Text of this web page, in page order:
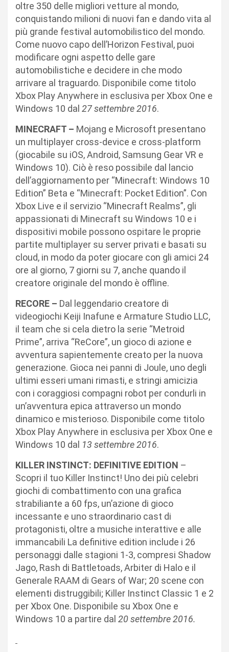
oltre 350 delle migliori vetture al mondo,
conquistando milioni di nuovi fan e dando vita al
più grande festival automobilistico del mondo.
Come nuovo capo dell’Horizon Festival, puoi
modificare ogni aspetto delle gare
automobilistiche e decidere in che modo
arrivare al traguardo. Disponibile come titolo
Xbox Play Anywhere in esclusiva per Xbox One e
Windows 10 dal 27 settembre 2016.
MINECRAFT – Mojang e Microsoft presentano
un multiplayer cross-device e cross-platform
(giocabile su iOS, Android, Samsung Gear VR e
Windows 10). Ciò è reso possibile dal lancio
dell’aggiornamento per “Minecraft: Windows 10
Edition” Beta e “Minecraft: Pocket Edition”. Con
Xbox Live e il servizio “Minecraft Realms”, gli
appassionati di Minecraft su Windows 10 e i
dispositivi mobile possono ospitare le proprie
partite multiplayer su server privati e basati su
cloud, in modo da poter giocare con gli amici 24
ore al giorno, 7 giorni su 7, anche quando il
creatore originale del mondo è offline.
RECORE – Dal leggendario creatore di
videogiochi Keiji Inafune e Armature Studio LLC,
il team che si cela dietro la serie “Metroid
Prime”, arriva “ReCore”, un gioco di azione e
avventura sapientemente creato per la nuova
generazione. Gioca nei panni di Joule, uno degli
ultimi esseri umani rimasti, e stringi amicizia
con i coraggiosi compagni robot per condurli in
un’avventura epica attraverso un mondo
dinamico e misterioso. Disponibile come titolo
Xbox Play Anywhere in esclusiva per Xbox One e
Windows 10 dal 13 settembre 2016.
KILLER INSTINCT: DEFINITIVE EDITION –
Scopri il tuo Killer Instinct! Uno dei più celebri
giochi di combattimento con una grafica
strabiliante a 60 fps, un’azione di gioco
incessante e uno straordinario cast di
protagonisti, oltre a musiche interattive e alle
immancabili La definitive edition include i 26
personaggi dalle stagioni 1-3, compresi Shadow
Jago, Rash di Battletoads, Arbiter di Halo e il
Generale RAAM di Gears of War; 20 scene con
elementi distruggibili; Killer Instinct Classic 1 e 2
per Xbox One. Disponibile su Xbox One e
Windows 10 a partire dal 20 settembre 2016.